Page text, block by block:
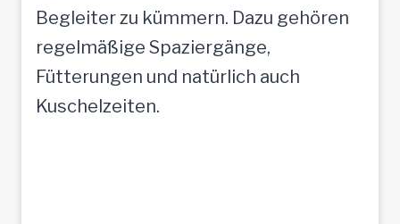
Begleiter zu kümmern. Dazu gehören
regelmäßige Spaziergänge,
Fütterungen und natürlich auch
Kuschelzeiten.